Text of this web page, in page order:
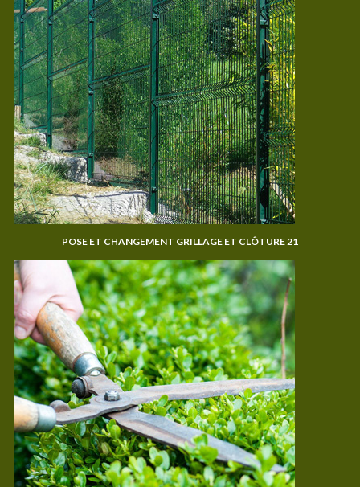
POSE ET CHANGEMENT GRILLAGE ET CLÔTURE 21